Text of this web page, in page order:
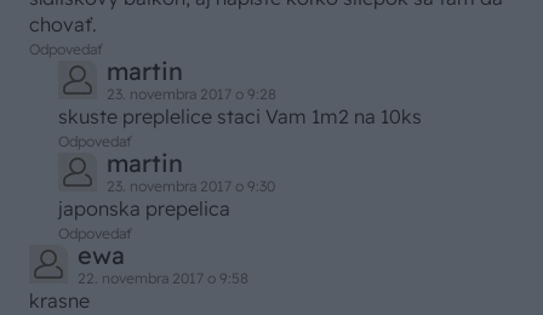
chovať.
Odpovedať
martin
23. novembra 2017 o 9:28
skuste preplelice staci Vam 1m2 na 10ks
Odpovedať
martin
23. novembra 2017 o 9:30
japonska prepelica
Odpovedať
ewa
22. novembra 2017 o 9:58
krasne